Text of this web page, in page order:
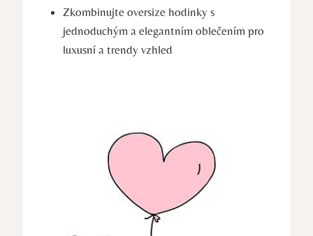
Zkombinujte oversize hodinky s
jednoduchým a elegantním oblečením pro
luxusní a trendy vzhled